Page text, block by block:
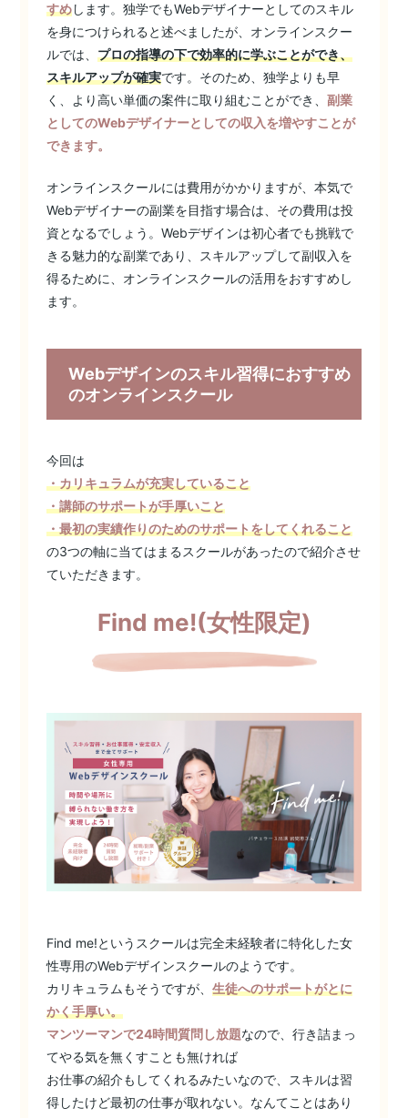
すめします。独学でもWebデザイナーとしてのスキル
を身につけられると述べましたが、オンラインスクー
ルでは、 プロの指導の下で効率的に学ぶことができ、
スキルアップが確実です。そのため、独学よりも早
く、より高い単価の案件に取り組むことができ、 副業
としてのWebデザイナーとしての収入を増やすことが
できます。
オンラインスクールには費用がかかりますが、本気で
Webデザイナーの副業を目指す場合は、その費用は投
資となるでしょう。Webデザインは初心者でも挑戦で
きる魅力的な副業であり、スキルアップして副収入を
得るために、オンラインスクールの活用をおすすめし
ます。
Webデザインのスキル習得におすすめ
のオンラインスクール
今回は
・カリキュラムが充実していること
・講師のサポートが手厚いこと
・最初の実績作りのためのサポートをしてくれること
の3つの軸に当てはまるスクールがあったので紹介させ
ていただきます。
Find me!(女性限定)
Find me!というスクールは完全未経験者に特化した女
性専用のWebデザインスクールのようです。
カリキュラムもそうですが、 生徒へのサポートがとに
かく手厚い。
マンツーマンで24時間質問し放題なので、行き詰まっ
てやる気を無くすことも無ければ
お仕事の紹介もしてくれるみたいなので、スキルは習
得したけど最初の仕事が取れない。なんてことはあり